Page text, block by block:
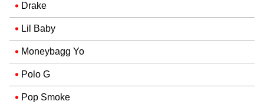
Drake
Lil Baby
Moneybagg Yo
Polo G
Pop Smoke